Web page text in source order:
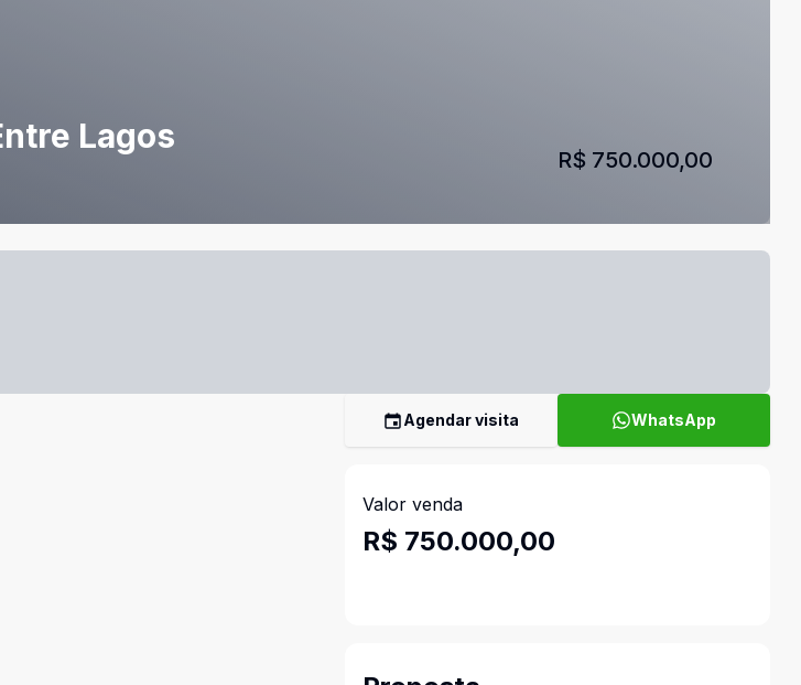
Lagos
R$ 750.000,00
Agendar visita WhatsApp
Valor venda
R$ 750.000,00